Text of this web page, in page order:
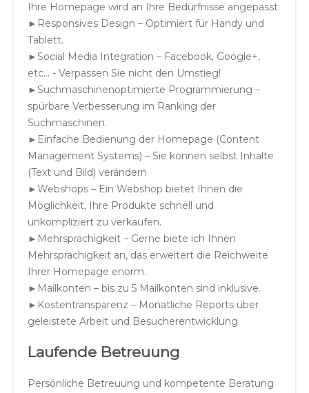
Ihre Homepage wird an Ihre Bedürfnisse angepasst.
►Responsives Design – Optimiert für Handy und
Tablett.
►Social Media Integration – Facebook, Google+,
etc... - Verpassen Sie nicht den Umstieg!
►Suchmaschinenoptimierte Programmierung –
spürbare Verbesserung im Ranking der
Suchmaschinen.
►Einfache Bedienung der Homepage (Content
Management Systems) – Sie können selbst Inhalte
(Text und Bild) verändern
►Webshops – Ein Webshop bietet Ihnen die
Möglichkeit, Ihre Produkte schnell und
unkompliziert zu verkaufen.
►Mehrsprachigkeit – Gerne biete ich Ihnen
Mehrsprachigkeit an, das erweitert die Reichweite
Ihrer Homepage enorm.
►Mailkonten – bis zu 5 Mailkonten sind inklusive.
►Kostentransparenz – Monatliche Reports über
geleistete Arbeit und Besucherentwicklung
Laufende Betreuung
Persönliche Betreuung und kompetente Beratung